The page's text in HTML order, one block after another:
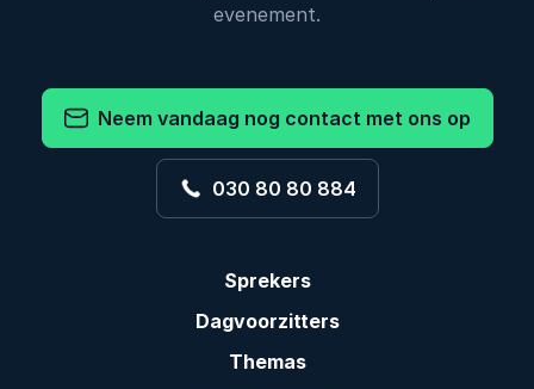
evenement.
Neem vandaag nog contact met ons op
030 80 80 884
Sprekers
Dagvoorzitters
Themas